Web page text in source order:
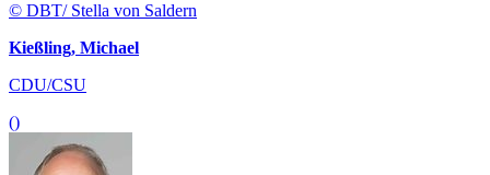
© DBT/ Stella von Saldern
Kießling, Michael
CDU/CSU
()